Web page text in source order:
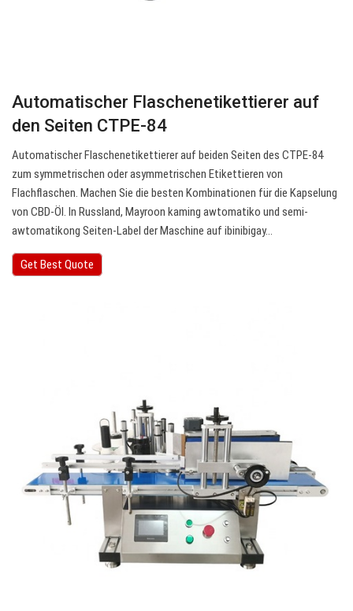
Automatischer Flaschenetikettierer auf
den Seiten CTPE-84
Automatischer Flaschenetikettierer auf beiden Seiten des CTPE-84
zum symmetrischen oder asymmetrischen Etikettieren von
Flachflaschen. Machen Sie die besten Kombinationen für die Kapselung
von CBD-Öl. In Russland, Mayroon kaming awtomatiko und semi-
awtomatikong Seiten-Label der Maschine auf ibinibigay…
Get Best Quote